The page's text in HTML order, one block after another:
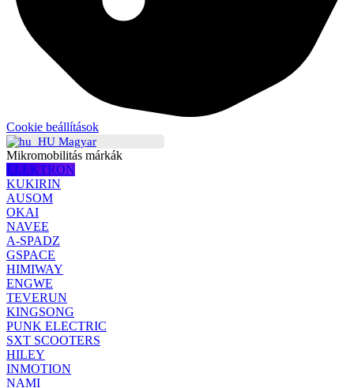
Cookie beállítások
Magyar
Mikromobilitás márkák
ELEKTRON
KUKIRIN
AUSOM
OKAI
NAVEE
A-SPADZ
GSPACE
HIMIWAY
ENGWE
TEVERUN
KINGSONG
PUNK ELECTRIC
SXT SCOOTERS
HILEY
INMOTION
NAMI